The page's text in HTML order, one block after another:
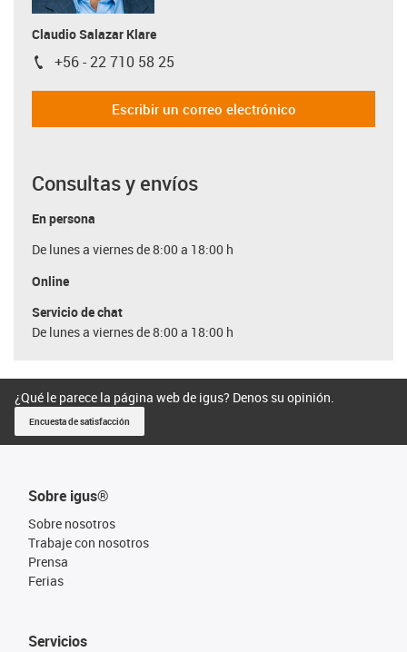
Claudio Salazar Klare
igus-icon-phone
+56 - 22 710 58 25
Escribir un correo electrónico
Consultas y envíos
En persona
De lunes a viernes de 8:00 a 18:00 h
Online
Servicio de chat
De lunes a viernes de 8:00 a 18:00 h
¿Qué le parece la página web de igus? Denos su opinión.
Encuesta de satisfacción
Sobre igus®
Sobre nosotros
Trabaje con nosotros
Prensa
Ferias
Servicios